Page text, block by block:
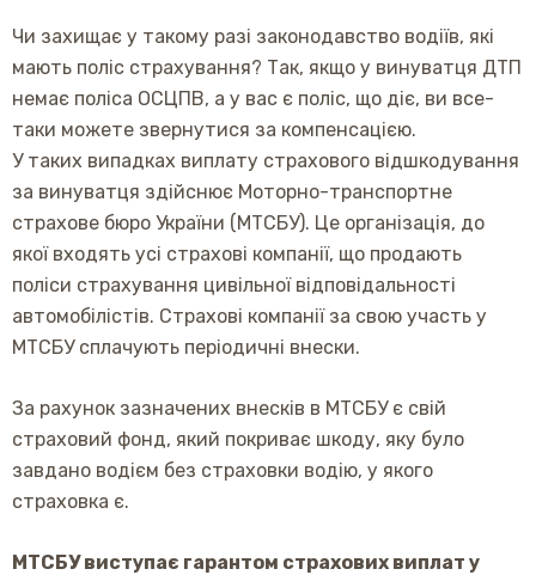
Чи захищає у такому разі законодавство водіїв, які
мають поліс страхування? Так, якщо у винуватця ДТП
немає поліса ОСЦПВ, а у вас є поліс, що діє, ви все-
таки можете звернутися за компенсацією.
У таких випадках виплату страхового відшкодування
за винуватця здійснює Моторно-транспортне
страхове бюро України (МТСБУ). Це організація, до
якої входять усі страхові компанії, що продають
поліси страхування цивільної відповідальності
автомобілістів. Страхові компанії за свою участь у
МТСБУ сплачують періодичні внески.
За рахунок зазначених внесків в МТСБУ є свій
страховий фонд, який покриває шкоду, яку було
завдано водієм без страховки водію, у якого
страховка є.
МТСБУ виступає гарантом страхових виплат у